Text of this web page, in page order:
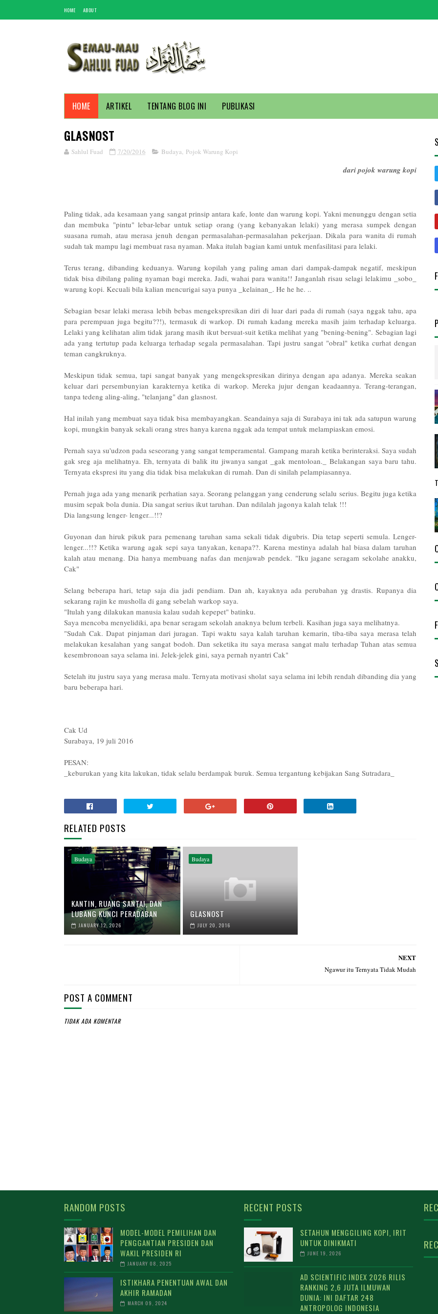
HOME ABOUT
HOME ARTIKEL TENTANG BLOG INI PUBLIKASI
GLASNOST
Sahlul Fuad 7/20/2016 Budaya, Pojok Warung Kopi
dari pojok warung kopi
Paling tidak, ada kesamaan yang sangat prinsip antara kafe, lonte dan warung kopi. Yakni menunggu dengan setia
dan membuka "pintu" lebar-lebar untuk setiap orang (yang kebanyakan lelaki) yang merasa sumpek dengan
suasana rumah, atau merasa jenuh dengan permasalahan-permasalahan pekerjaan. Dikala para wanita di rumah
sudah tak mampu lagi membuat rasa nyaman. Maka itulah bagian kami untuk menfasilitasi para lelaki.
Terus terang, dibanding keduanya. Warung kopilah yang paling aman dari dampak-dampak negatif, meskipun
tidak bisa dibilang paling nyaman bagi mereka. Jadi, wahai para wanita!! Janganlah risau selagi lelakimu _sobo_
warung kopi. Kecuali bila kalian mencurigai saya punya _kelainan_. He he he. ..
Sebagian besar lelaki merasa lebih bebas mengekspresikan diri di luar dari pada di rumah (saya nggak tahu, apa
para perempuan juga begitu??!), termasuk di warkop. Di rumah kadang mereka masih jaim terhadap keluarga.
Lelaki yang kelihatan alim tidak jarang masih ikut bersuat-suit ketika melihat yang "bening-bening". Sebagian lagi
ada yang tertutup pada keluarga terhadap segala permasalahan. Tapi justru sangat "obral" ketika curhat dengan
teman cangkruknya.
Meskipun tidak semua, tapi sangat banyak yang mengekspresikan dirinya dengan apa adanya. Mereka seakan
keluar dari persembunyian karakternya ketika di warkop. Mereka jujur dengan keadaannya. Terang-terangan,
tanpa tedeng aling-aling, "telanjang" dan glasnost.
Hal inilah yang membuat saya tidak bisa membayangkan. Seandainya saja di Surabaya ini tak ada satupun warung
kopi, mungkin banyak sekali orang stres hanya karena nggak ada tempat untuk melampiaskan emosi.
Pernah saya su'udzon pada seseorang yang sangat temperamental. Gampang marah ketika berinteraksi. Saya sudah
gak sreg aja melihatnya. Eh, ternyata di balik itu jiwanya sangat _gak mentoloan._ Belakangan saya baru tahu.
Ternyata ekspresi itu yang dia tidak bisa melakukan di rumah. Dan di sinilah pelampiasannya.
Pernah juga ada yang menarik perhatian saya. Seorang pelanggan yang cenderung selalu serius. Begitu juga ketika
musim sepak bola dunia. Dia sangat serius ikut taruhan. Dan ndilalah jagonya kalah telak !!!
Dia langsung lenger- lenger...!!?
Guyonan dan hiruk pikuk para pemenang taruhan sama sekali tidak digubris. Dia tetap seperti semula. Lenger-
lenger...!!? Ketika warung agak sepi saya tanyakan, kenapa??. Karena mestinya adalah hal biasa dalam taruhan
kalah atau menang. Dia hanya membuang nafas dan menjawab pendek. "Iku jagane seragam sekolahe anakku,
Cak"
Selang beberapa hari, tetap saja dia jadi pendiam. Dan ah, kayaknya ada perubahan yg drastis. Rupanya dia
sekarang rajin ke musholla di gang sebelah warkop saya.
"Itulah yang dilakukan manusia kalau sudah kepepet" batinku.
Saya mencoba menyelidiki, apa benar seragam sekolah anaknya belum terbeli. Kasihan juga saya melihatnya.
"Sudah Cak. Dapat pinjaman dari juragan. Tapi waktu saya kalah taruhan kemarin, tiba-tiba saya merasa telah
melakukan kesalahan yang sangat bodoh. Dan seketika itu saya merasa sangat malu terhadap Tuhan atas semua
kesembronoan saya selama ini. Jelek-jelek gini, saya pernah nyantri Cak"
Setelah itu justru saya yang merasa malu. Ternyata motivasi sholat saya selama ini lebih rendah dibanding dia yang
baru beberapa hari.
Cak Ud
Surabaya, 19 juli 2016
PESAN:
_keburukan yang kita lakukan, tidak selalu berdampak buruk. Semua tergantung kebijakan Sang Sutradara_
RELATED POSTS
Budaya
KANTIN, RUANG SANTAI, DAN
LUBANG KUNCI PERADABAN
JANUARY 12, 2026
Budaya
GLASNOST
JULY 20, 2016
NEXT
Ngawur itu Ternyata Tidak Mudah
POST A COMMENT
TIDAK ADA KOMENTAR
RANDOM POSTS
MODEL-MODEL PEMILIHAN DAN
PENGGANTIAN PRESIDEN DAN
WAKIL PRESIDEN RI
JANUARY 08, 2025
ISTIKHARA PENENTUAN AWAL DAN
AKHIR RAMADAN
MARCH 09, 2024
RECENT POSTS
SETAHUN MENGGILING KOPI, IRIT
UNTUK DINIKMATI
JUNE 19, 2026
AD SCIENTIFIC INDEX 2026 RILIS
RANKING 2,6 JUTA ILMUWAN
DUNIA: INI DAFTAR 248
ANTROPOLOG INDONESIA